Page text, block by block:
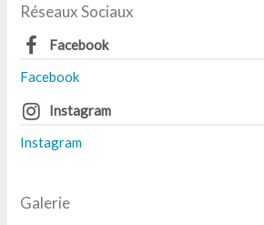
Réseaux Sociaux
Facebook
Facebook
Instagram
Instagram
Galerie